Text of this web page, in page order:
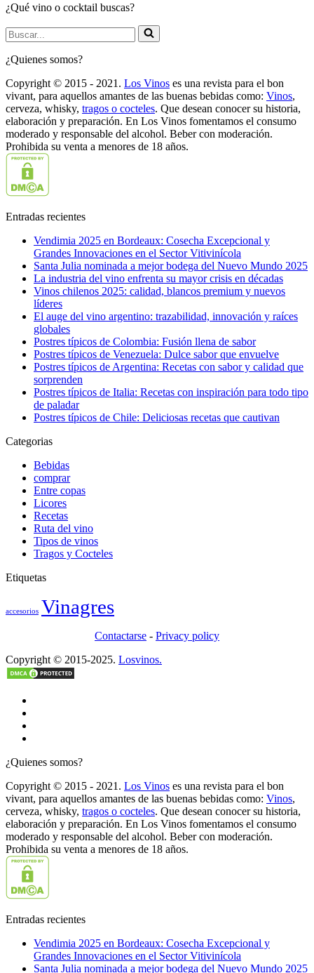
¿Qué vino o cocktail buscas?
Buscar...
¿Quienes somos?
Copyright © 2015 - 2021. Los Vinos es una revista para el bon
vivant, para aquellos amantes de las buenas bebidas como: Vinos,
cerveza, whisky, tragos o cocteles. Que desean conocer su historia,
elaboración y preparación. En Los Vinos fomentamos el consumo
moderado y responsable del alcohol. Beber con moderación.
Prohibida su venta a menores de 18 años.
Entradas recientes
Vendimia 2025 en Bordeaux: Cosecha Excepcional y
Grandes Innovaciones en el Sector Vitivinícola
Santa Julia nominada a mejor bodega del Nuevo Mundo 2025
La industria del vino enfrenta su mayor crisis en décadas
Vinos chilenos 2025: calidad, blancos premium y nuevos
líderes
El auge del vino argentino: trazabilidad, innovación y raíces
globales
Postres típicos de Colombia: Fusión llena de sabor
Postres típicos de Venezuela: Dulce sabor que envuelve
Postres típicos de Argentina: Recetas con sabor y calidad que
sorprenden
Postres típicos de Italia: Recetas con inspiración para todo tipo
de paladar
Postres típicos de Chile: Deliciosas recetas que cautivan
Categorias
Bebidas
comprar
Entre copas
Licores
Recetas
Ruta del vino
Tipos de vinos
Tragos y Cocteles
Etiquetas
accesorios Vinagres
Contactarse - Privacy policy
Copyright © 2015-2025. Losvinos.
¿Quienes somos?
Copyright © 2015 - 2021. Los Vinos es una revista para el bon
vivant, para aquellos amantes de las buenas bebidas como: Vinos,
cerveza, whisky, tragos o cocteles. Que desean conocer su historia,
elaboración y preparación. En Los Vinos fomentamos el consumo
moderado y responsable del alcohol. Beber con moderación.
Prohibida su venta a menores de 18 años.
Entradas recientes
Vendimia 2025 en Bordeaux: Cosecha Excepcional y
Grandes Innovaciones en el Sector Vitivinícola
Santa Julia nominada a mejor bodega del Nuevo Mundo 2025